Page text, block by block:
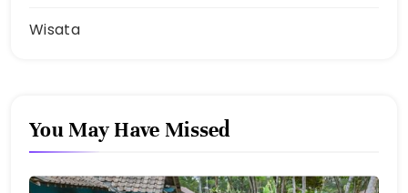
Wisata
You May Have Missed